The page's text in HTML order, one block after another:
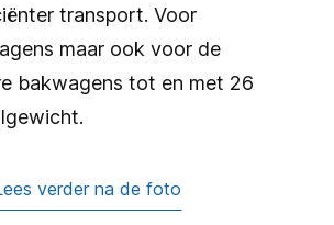
transport. Voor
maar ook voor de
bakwagens tot en met 26
verder na de foto